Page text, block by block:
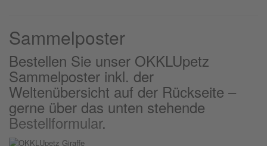
Sammelposter
Bestellen Sie unser OKKLUpetz
Sammelposter inkl. der
Weltenübersicht auf der Rückseite –
gerne über das unten stehende
Bestellformular.